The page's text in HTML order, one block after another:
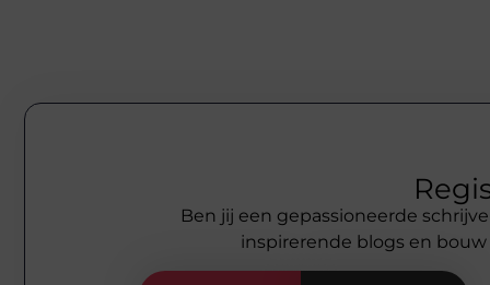
Ben jij een gepassioneerde
inspirerende blogs en